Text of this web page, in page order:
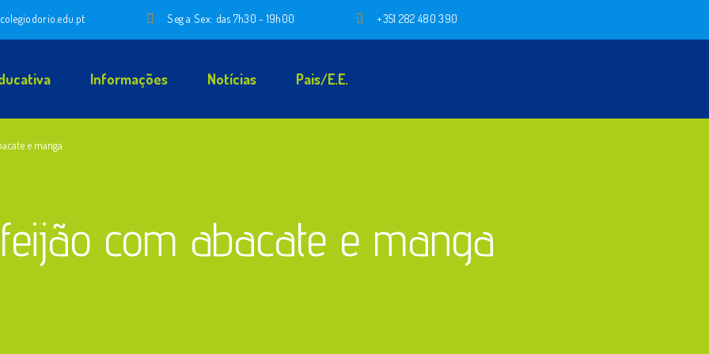
Seg a Sex: das 7h30 - 19h00 +351 282 480 390
Informações Notícias Pais/E.E.
e manga
com abacate e manga